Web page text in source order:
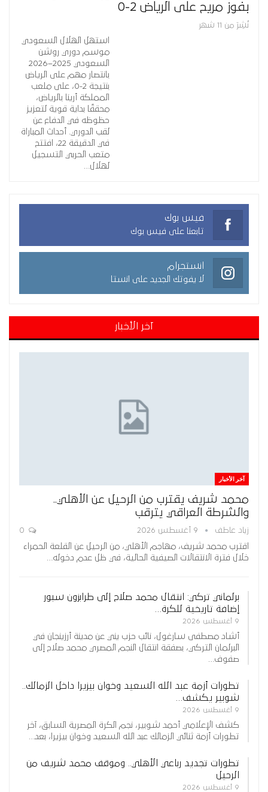
بفوز مريح على الرياض 2-0
نُشِرَ من 11 شهر
استهل الهلال السعودي
موسم دوري روشن
السعودي 2025–2026
بانتصار مهم على الرياض
بنتيجة 2-0، على ملعب
المملكة أرينا بالرياض،
محققًا بداية قوية لتعزيز
حظوظه في الدفاع عن
لقب الدوري. أحداث المباراة
في الدقيقة 22، افتتح
متعب الحربي التسجيل
لهلال…
فيس بوك
تابعنا على فيس بوك
انستجرام
لا يفوتك الجديد على انستا
آخر الأخبار
آخر الأخبار
محمد شريف يقترب من الرحيل عن الأهلي..
والشرطة العراقي يترقب
زياد عاطف 9 أغسطس 2026
اقترب محمد شريف، مهاجم الأهلي، من الرحيل عن القلعة الحمراء
خلال فترة الانتقالات الصيفية الحالية، في ظل عدم دخوله…
برلماني تركي: انتقال محمد صلاح إلى طرابزون سبور
إضافة تاريخية للكرة…
9 أغسطس 2026
أشاد مصطفى سارغول، نائب حزب يني عن مدينة أرزينجان في
البرلمان التركي، بصفقة انتقال النجم المصري محمد صلاح إلى
صفوف…
تطورات أزمة عبد الله السعيد وخوان بيزيرا داخل الزمالك..
شوبير يكشف…
9 أغسطس 2026
كشف الإعلامي أحمد شوبير، نجم الكرة المصرية السابق، آخر
تطورات أزمة ثنائي الزمالك عبد الله السعيد وخوان بيزيرا، بعد…
تطورات تجديد رباعي الأهلي.. وموقف محمد شريف من
الرحيل
9 أغسطس 2026